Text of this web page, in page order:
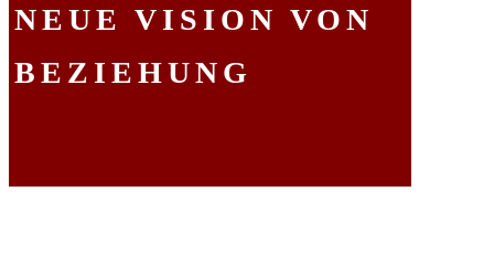
NEUE VISION VON
BEZIEHUNG